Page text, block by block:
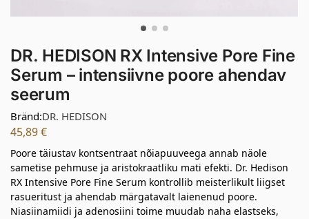
DR. HEDISON RX Intensive Pore Fine
Serum – intensiivne poore ahendav
seerum
Bränd:DR. HEDISON
45,89€
Poore täiustav kontsentraat nõiapuuveega annab näole
sametise pehmuse ja aristokraatliku mati efekti. Dr. Hedison
RX Intensive Pore Fine Serum kontrollib meisterlikult liigset
rasueritust ja ahendab märgatavalt laienenud poore.
Niasiinamiidi ja adenosiini toime muudab naha elastseks,